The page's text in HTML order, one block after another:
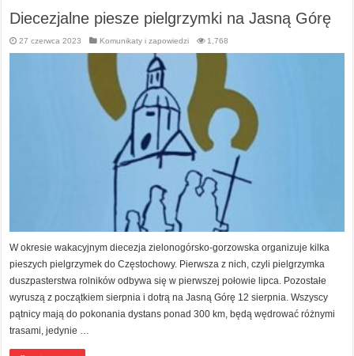
Diecezjalne piesze pielgrzymki na Jasną Górę
27 czerwca 2023 Komunikaty i zapowiedzi 1,768
W okresie wakacyjnym diecezja zielonogórsko-gorzowska organizuje kilka
pieszych pielgrzymek do Częstochowy. Pierwsza z nich, czyli pielgrzymka
duszpasterstwa rolników odbywa się w pierwszej połowie lipca. Pozostałe
wyruszą z początkiem sierpnia i dotrą na Jasną Górę 12 sierpnia. Wszyscy
pątnicy mają do pokonania dystans ponad 300 km, będą wędrować różnymi
trasami, jedynie …